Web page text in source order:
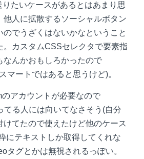
りたいケースがあるとはあまり思
他人に拡散するソーシャルボタン
のでうざくはないかなということ
。カスタムCSSセレクタで要素指
なんかおもしろかったので
マートではあると思うけど)。
のアカウントが必要なので
てる人には向いてなさそう(自分
けてたので使えたけど他のケース
にテキストしか取得してくれな
タグとかは無視されるっぽい。